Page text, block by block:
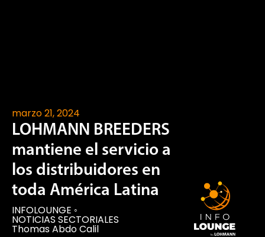
marzo 21, 2024
LOHMANN BREEDERS
mantiene el servicio a
los distribuidores en
toda América Latina
INFOLOUNGE ◦
NOTICIAS SECTORIALES
Thomas Abdo Calil